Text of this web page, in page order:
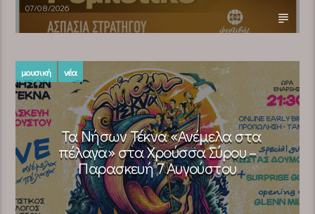
07/08/2026
μουσική νέα
Τα Νήσων Τέκνα «Ανέμελα στα
πέλαγα» στα Χρούσσα Σύρου –
Παρασκευή 7 Αυγούστου